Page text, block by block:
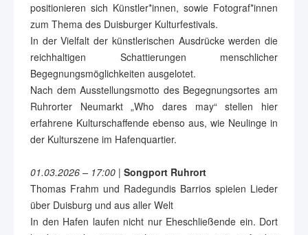
positionieren sich Künstler*innen, sowie Fotograf*innen
zum Thema des Duisburger Kulturfestivals.
In der Vielfalt der künstlerischen Ausdrücke werden die
reichhaltigen Schattierungen menschlicher
Begegnungsmöglichkeiten ausgelotet.
Nach dem Ausstellungsmotto des Begegnungsortes am
Ruhrorter Neumarkt „Who dares may“ stellen hier
erfahrene Kulturschaffende ebenso aus, wie Neulinge in
der Kulturszene im Hafenquartier.
01.03.2026 – 17:00 | Songport Ruhrort
Thomas Frahm und Radegundis Barrios spielen Lieder
über Duisburg und aus aller Welt
In den Hafen laufen nicht nur Eheschließende ein. Dort